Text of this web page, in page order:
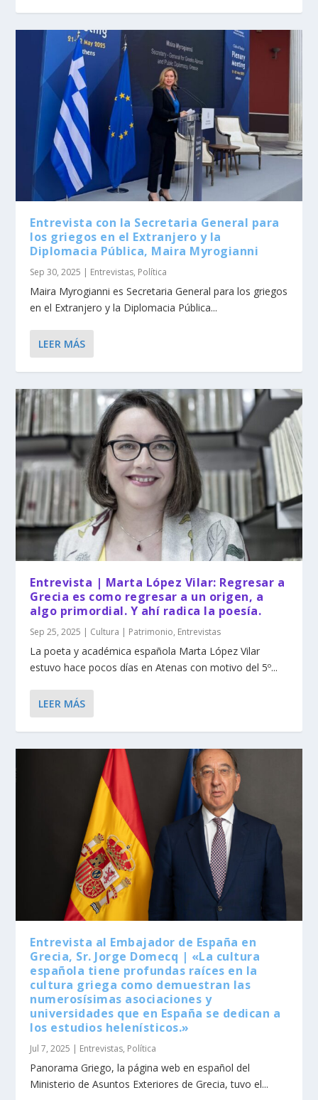
Entrevista con la Secretaria General para
los griegos en el Extranjero y la
Diplomacia Pública, Maira Myrogianni
Sep 30, 2025 | Entrevistas, Política
Maira Myrogianni es Secretaria General para los griegos
en el Extranjero y la Diplomacia Pública...
LEER MÁS
Entrevista | Marta López Vilar: Regresar a
Grecia es como regresar a un origen, a
algo primordial. Y ahí radica la poesía.
Sep 25, 2025 | Cultura | Patrimonio, Entrevistas
La poeta y académica española Marta López Vilar
estuvo hace pocos días en Atenas con motivo del 5º...
LEER MÁS
Entrevista al Embajador de España en
Grecia, Sr. Jorge Domecq | «La cultura
española tiene profundas raíces en la
cultura griega como demuestran las
numerosísimas asociaciones y
universidades que en España se dedican a
los estudios helenísticos.»
Jul 7, 2025 | Entrevistas, Política
Panorama Griego, la página web en español del
Ministerio de Asuntos Exteriores de Grecia, tuvo el...